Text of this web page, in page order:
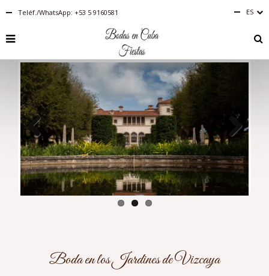
Teléf./WhatsApp: +53 5 9160581 ES
RU
BR
Previous Next
Boda en los Jardines de Vizcaya